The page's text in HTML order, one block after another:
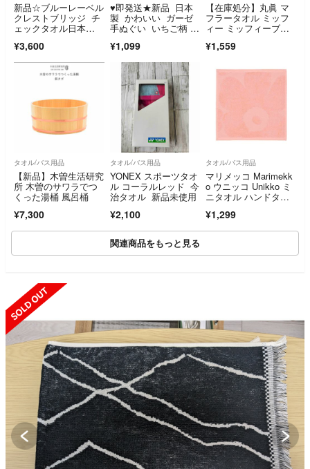
新品☆ブルーレーベル
クレストブリッジ チ
ェックタオル日本
¥3,600
♥即発送★新品 日本
製 かわいい ガーゼ
手ぬぐい いちご柄 2
¥1,099
【在庫処分】丸眞 マ
フラータオル ミッフ
ィー ミッフィーブリ
¥1,559
タオル/バス用品
【新品】木曽生活研究
所 木曽のサワラでつ
くった湯桶 風呂桶
¥7,300
タオル/バス用品
YONEX スポーツタオ
ル コーラルレッド 今
治タオル 新品未使用
¥2,100
タオル/バス用品
マリメッコ Marimekk
o ウニッコ Unikko ミ
ニタオル ハンドタオ
¥1,299
関連商品をもっと見る